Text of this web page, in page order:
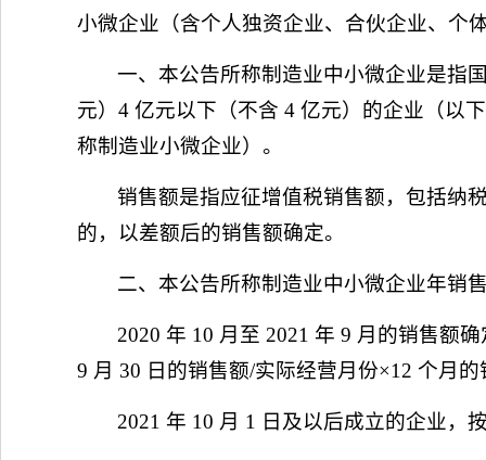
小微企业（含个人独资企业、合伙企业、个
一、本公告所称制造业中小微企业是指
元）4 亿元以下（不含 4 亿元）的企业（以
称制造业小微企业）。
销售额是指应征增值税销售额，包括纳
的，以差额后的销售额确定。
二、本公告所称制造业中小微企业年销
2020 年 10 月至 2021 年 9 月的销售额
9 月 30 日的销售额/实际经营月份×12 个月
2021 年 10 月 1 日及以后成立的企业，